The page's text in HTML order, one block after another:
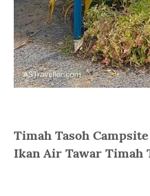
Timah Tasoh
Ikan Air Tawar Timah